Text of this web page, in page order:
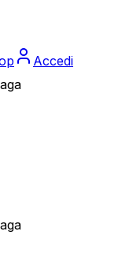
Accedi